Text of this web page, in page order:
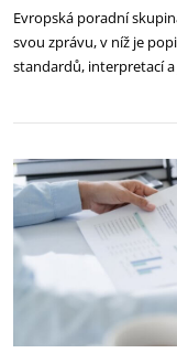
Evropská poradní
svou zprávu, v níž je
standardů, interpretací a